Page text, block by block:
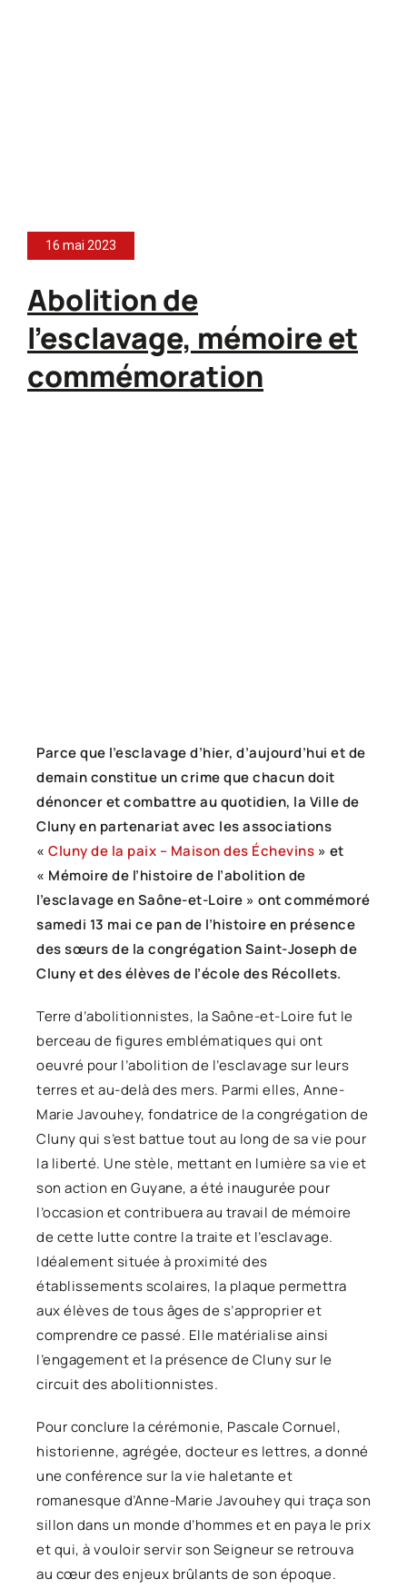
16 mai 2023
Abolition de
l’esclavage, mémoire et
commémoration
Parce que l’esclavage d’hier, d’aujourd’hui et de
demain constitue un crime que chacun doit
dénoncer et combattre au quotidien, la Ville de
Cluny en partenariat avec les associations
« Cluny de la paix – Maison des Échevins » et
« Mémoire de l’histoire de l’abolition de
l’esclavage en Saône-et-Loire » ont commémoré
samedi 13 mai ce pan de l’histoireen présence
des sœurs de la congrégation Saint-Joseph de
Cluny et des élèves de l’école des Récollets.
Terre d’abolitionnistes, la Saône-et-Loire fut le
berceau de figures emblématiques qui ont
oeuvré pour l’abolition de l’esclavage sur leurs
terres et au-delà des mers. Parmi elles, Anne-
Marie Javouhey, fondatrice de la congrégation de
Cluny qui s’est battue tout au long de sa vie pour
la liberté. Une stèle, mettant en lumière sa vie et
son action en Guyane, a été inaugurée pour
l’occasion et contribuera au travail de mémoire
de cette lutte contre la traite et l’esclavage.
Idéalement située à proximité des
établissements scolaires, la plaque permettra
aux élèves de tous âges de s’approprier et
comprendre ce passé. Elle matérialise ainsi
l’engagement et la présence de Cluny sur le
circuit des abolitionnistes.
Pour conclure la cérémonie, Pascale Cornuel,
historienne, agrégée, docteur es lettres, a donné
une conférence sur la vie haletante et
romanesque d’Anne-Marie Javouhey qui traça son
sillon dans un monde d’hommes et en paya le prix
et qui, à vouloir servir son Seigneur se retrouva
au cœur des enjeux brûlants de son époque.